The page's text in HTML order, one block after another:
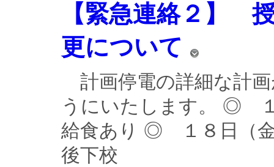
【緊急連絡２】
更について
計画停電の詳細な計
うにいたします。 ◎
給食あり ◎ １８日（
後下校 １３